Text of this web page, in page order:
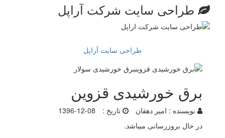
طراحی سایت شرکت آراپل
طراحی سایت آراپل
برق خورشیدی قزوین
نویسنده : امیر دهقان تاریخ :
1396-12-08
در حال بروزرسانی میباشد.